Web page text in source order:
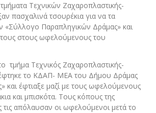
Τεχνικών Ζαχαροπλαστικής-
πασχαλινά τσουρέκια για να τα
Παραπληγικών Δράμας» και
τους στους ωφελούμενους του
τμήμα Τεχνικός Ζαχαροπλαστικής-
το ΚΔΑΠ- ΜΕΑ του Δήμου Δράμας
και έφτιαξε μαζί με τους ωφελούμενους
και μπισκότα. Τους κόπους της
τις απόλαυσαν οι ωφελούμενοι μετά το